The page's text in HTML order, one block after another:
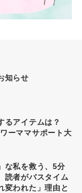
知らせ
るアイテムは？
ーママサポート大
な私を救う、5分
読者がバスタイム
変われた」理由と